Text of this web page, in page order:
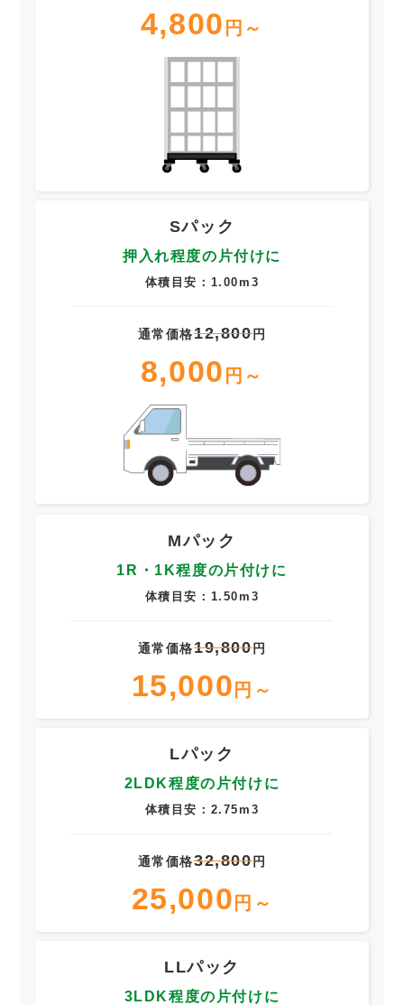
4,800 円～
Sパック
押入れ程度の片付けに
体積目安：1.00m3
通常価格12,800円
8,000 円～
Mパック
1R・1K程度の片付けに
体積目安：1.50m3
通常価格19,800円
15,000 円～
Lパック
2LDK程度の片付けに
体積目安：2.75m3
通常価格32,800円
25,000 円～
LLパック
3LDK程度の片付けに